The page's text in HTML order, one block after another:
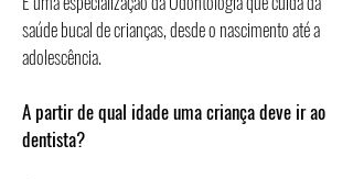
saúde bucal de crianças, desde o nascimento até a
adolescência.
A partir de qual idade uma criança deve ir ao
dentista?